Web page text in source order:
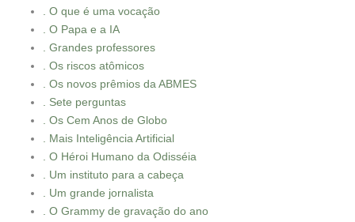
. O que é uma vocação
. O Papa e a IA
. Grandes professores
. Os riscos atômicos
. Os novos prêmios da ABMES
. Sete perguntas
. Os Cem Anos de Globo
. Mais Inteligência Artificial
. O Héroi Humano da Odisséia
. Um instituto para a cabeça
. Um grande jornalista
. O Grammy de gravação do ano